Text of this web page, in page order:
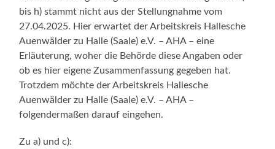
bis h) stammt nicht aus der Stellungnahme vom
27.04.2025. Hier erwartet der Arbeitskreis Hallesche
Auenwälder zu Halle (Saale) e.V. – AHA – eine
Erläuterung, woher die Behörde diese Angaben oder
ob es hier eigene Zusammenfassung gegeben hat.
Trotzdem möchte der Arbeitskreis Hallesche
Auenwälder zu Halle (Saale) e.V. – AHA –
folgendermaßen darauf eingehen.
Zu a) und c):